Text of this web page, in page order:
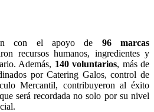
con el apoyo de 96 marcas
recursos humanos, ingredientes y
Además, 140 voluntarios, más de
por Catering Galos, control de
Mercantil, contribuyeron al éxito
será recordada no solo por su nivel